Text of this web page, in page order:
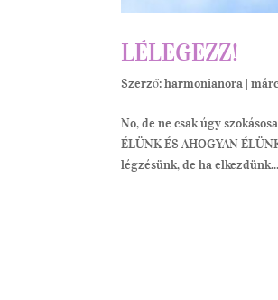
LÉLEGEZZ!
Szerző:harmonianora |
No, de ne csak úgy
ÉLÜNK ÉS AHOGYAN
légzésünk, de ha elkezdünk...